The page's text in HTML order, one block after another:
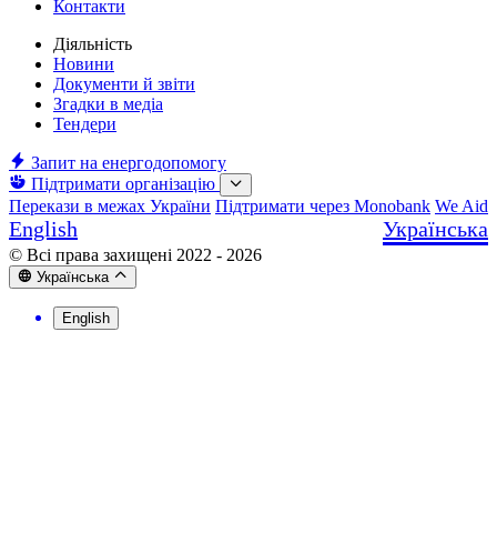
Контакти
Діяльність
Новини
Документи й звіти
Згадки в медіа
Тендери
Запит на енергодопомогу
Підтримати організацію
Перекази в межах України Підтримати через Monobank We Aid
English Українська
© Всі права захищені 2022 - 2026
Українська
English